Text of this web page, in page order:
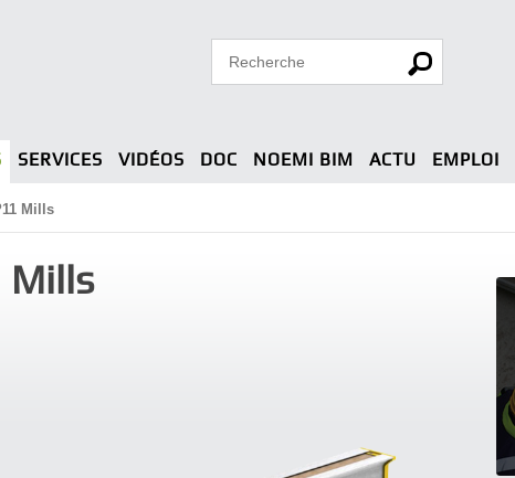
SERVICES VIDÉOS DOC NOEMI BIM ACTU EMPLOI
Mills
Mills